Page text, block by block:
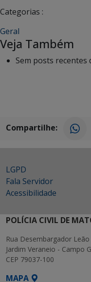
Categorias :
Geral
Veja Também
Sem posts recentes
Compartilhe:
LGPD
Fala Servidor
Acessibilidade
POLÍCIA CIVIL DE
Rua Desembargador
Jardim Veraneio - Campo
CEP 79037-100
MAPA